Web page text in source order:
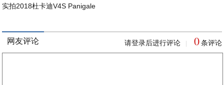
实拍2018杜卡迪V4S Panigale
网友评论 请登录后进行评论 | 0 条评论